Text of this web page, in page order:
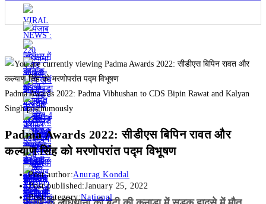
Padma Awards 2022: Padma Vibhushan to CDS Bipin Rawat and Kalyan
Singh posthumously
Padma Awards 2022: सीडीएस बिपिन रावत और
कल्याण सिंह को मरणोपरांत पद्म विभूषण
Post author:Anurag Kondal
Post published:January 25, 2022
Post category:National